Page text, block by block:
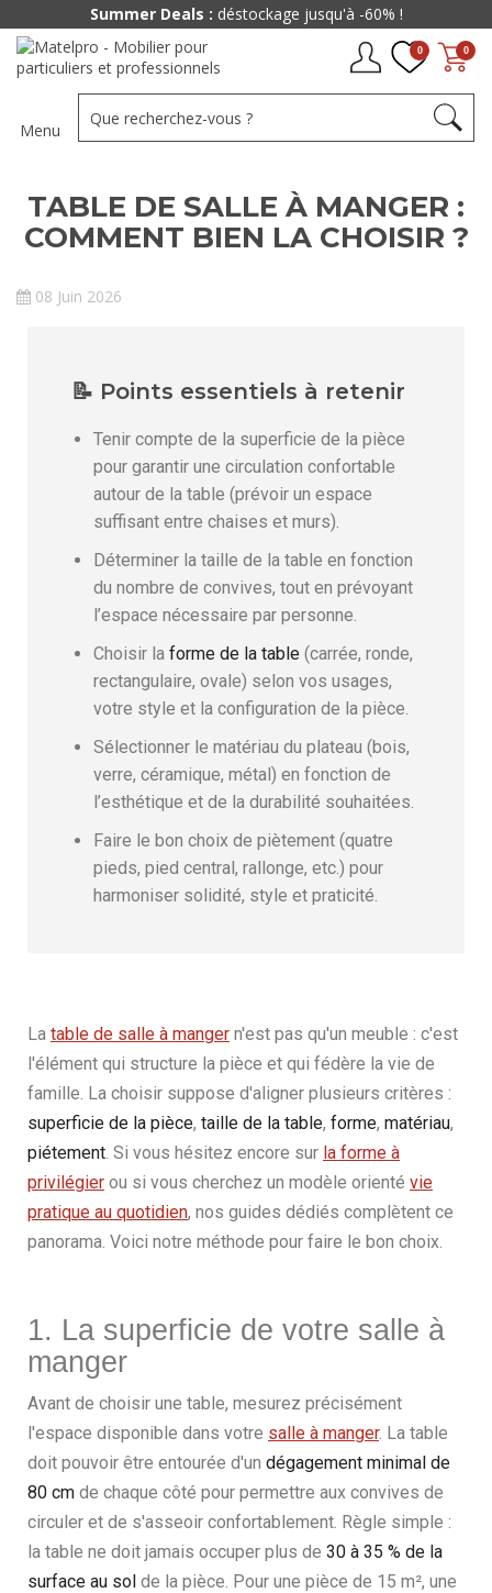
0
0
Menu
TABLE DE SALLE À MANGER :
COMMENT BIEN LA CHOISIR ?
08 Juin 2026
📝 Points essentiels à retenir
Tenir compte de la superficie de la pièce
pour garantir une circulation confortable
autour de la table (prévoir un espace
suffisant entre chaises et murs).
Déterminer la taille de la table en fonction
du nombre de convives, tout en prévoyant
l’espace nécessaire par personne.
Choisir la forme de la table (carrée, ronde,
rectangulaire, ovale) selon vos usages,
votre style et la configuration de la pièce.
Sélectionner le matériau du plateau (bois,
verre, céramique, métal) en fonction de
l’esthétique et de la durabilité souhaitées.
Faire le bon choix de piètement (quatre
pieds, pied central, rallonge, etc.) pour
harmoniser solidité, style et praticité.
La table de salle à manger n'est pas qu'un meuble : c'est
l'élément qui structure la pièce et qui fédère la vie de
famille. La choisir suppose d'aligner plusieurs critères :
superficie de la pièce, taille de la table, forme, matériau,
piétement. Si vous hésitez encore sur la forme à
privilégier ou si vous cherchez un modèle orienté vie
pratique au quotidien, nos guides dédiés complètent ce
panorama. Voici notre méthode pour faire le bon choix.
1. La superficie de votre salle à
manger
Avant de choisir une table, mesurez précisément
l'espace disponible dans votre salle à manger. La table
doit pouvoir être entourée d'un dégagement minimal de
80 cm de chaque côté pour permettre aux convives de
circuler et de s'asseoir confortablement. Règle simple :
la table ne doit jamais occuper plus de 30 à 35 % de la
surface au sol de la pièce. Pour une pièce de 15 m², une
Summer Deals : déstockage jusqu'à -60% !